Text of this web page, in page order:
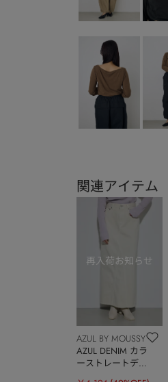
関連アイテム
AZUL BY MOUSSY
AZUL DENIM カラ
ーストレートデニ